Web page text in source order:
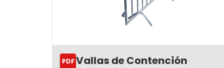
PDF Vallas de Contención